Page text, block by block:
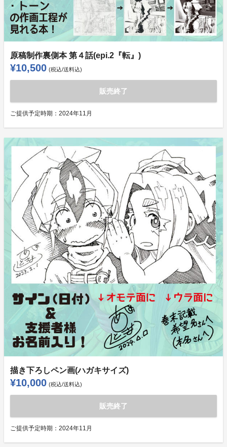
原稿制作裏側本 第４話(epi.2『転』)
¥10,500 (税込/送料込)
販売終了
ご提供予定時期： 2024年11月
描き下ろしペン画(ハガキサイズ)
¥10,000 (税込/送料込)
販売終了
ご提供予定時期： 2024年11月